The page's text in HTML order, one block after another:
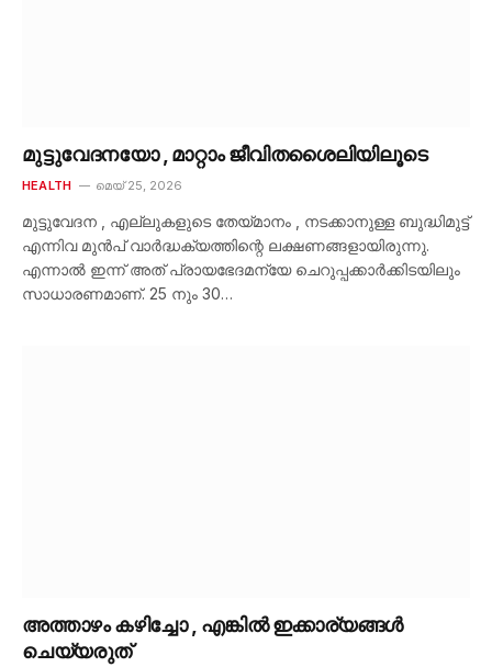
മുട്ടുവേദനയോ , മാറ്റാം ജീവിതശൈലിയിലൂടെ
HEALTH മെയ്‌ 25, 2026
മുട്ടുവേദന , എല്ലുകളുടെ തേയ്മാനം , നടക്കാനുള്ള ബുദ്ധിമുട്ട്
എന്നിവ മുൻപ് വാർദ്ധക്യത്തിന്റെ ലക്ഷണങ്ങളായിരുന്നു.
എന്നാൽ ഇന്ന് അത് പ്രായഭേദമന്യേ ചെറുപ്പക്കാർക്കിടയിലും
സാധാരണമാണ്. 25 നും 30…
അത്താഴം കഴിച്ചോ , എങ്കിൽ ഇക്കാര്യങ്ങൾ
ചെയ്യരുത്